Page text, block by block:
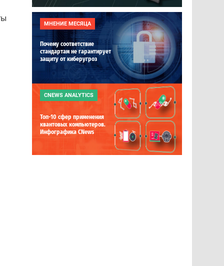
МНЕНИЕ МЕСЯЦА
Почему соответствие
стандартам не гарантирует
защиту от киберугроз
CNEWS ANALYTICS
Топ-10 сфер применения
квантовых компьютеров.
Инфографика CNews